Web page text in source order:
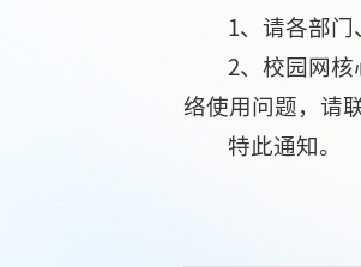
1、请各部
2、校园网
络使用问题，请
特此通知。